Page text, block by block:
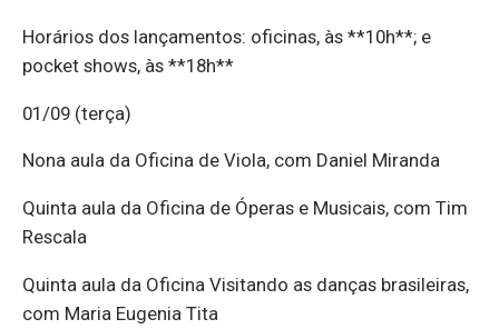
Horários dos lançamentos: oficinas, às **10h**; e
pocket shows, às **18h**
01/09 (terça)
Nona aula da Oficina de Viola, com Daniel Miranda
Quinta aula da Oficina de Óperas e Musicais, com Tim
Rescala
Quinta aula da Oficina Visitando as danças brasileiras,
com Maria Eugenia Tita